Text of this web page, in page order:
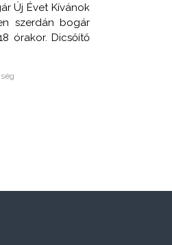
Új Évet Kívánok
szerdán bogár
órakor. Dicsőítő